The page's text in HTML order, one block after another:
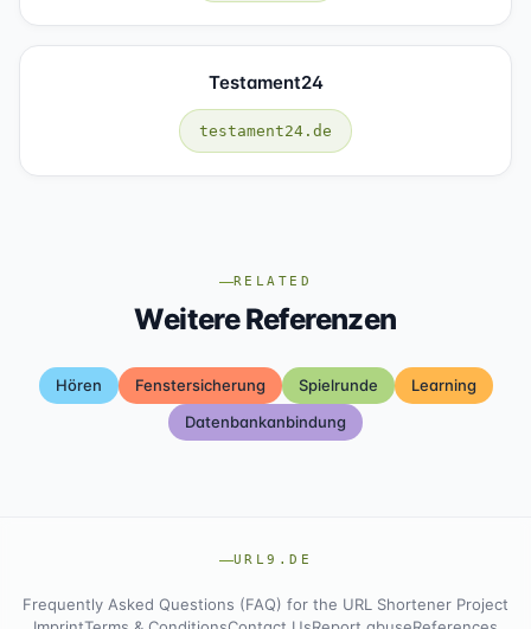
Testament24
testament24.de
RELATED
Weitere Referenzen
Hören Fenstersicherung Spielrunde
Learning
Datenbankanbindung
URL9.DE
Frequently Asked Questions (FAQ) for the URL Shortener Project